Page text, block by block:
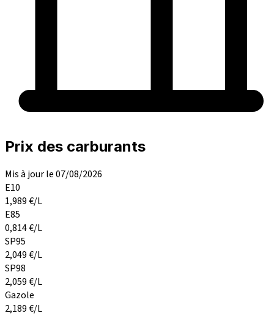
Prix des carburants
Mis à jour le 07/08/2026
E10
1,989€/L
E85
0,814€/L
SP95
2,049€/L
SP98
2,059€/L
Gazole
2,189€/L